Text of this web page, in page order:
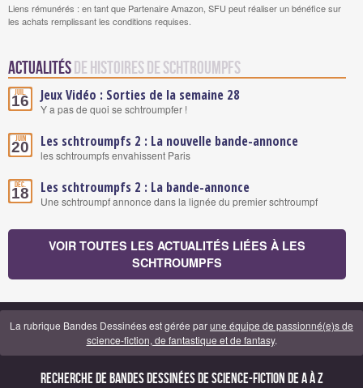
Liens rémunérés : en tant que Partenaire Amazon, SFU peut réaliser un bénéfice sur
les achats remplissant les conditions requises.
Actualités de Histoires de Schtroumpfs
Juil.
16 Jeux Vidéo : Sorties de la semaine 28
Y a pas de quoi se schtroumpfer !
Juin
20 Les schtroumpfs 2 : La nouvelle bande-annonce
les schtroumpfs envahissent Paris
Déc.
18 Les schtroumpfs 2 : La bande-annonce
Une schtroumpf annonce dans la lignée du premier schtroumpf
VOIR TOUTES LES ACTUALITÉS LIÉES À LES
SCHTROUMPFS
La rubrique Bandes Dessinées est gérée parune équipe de passionné(e)s de
science-fiction, de fantastique et de fantasy.
Recherche de Bandes Dessinées de science-fiction de A à Z